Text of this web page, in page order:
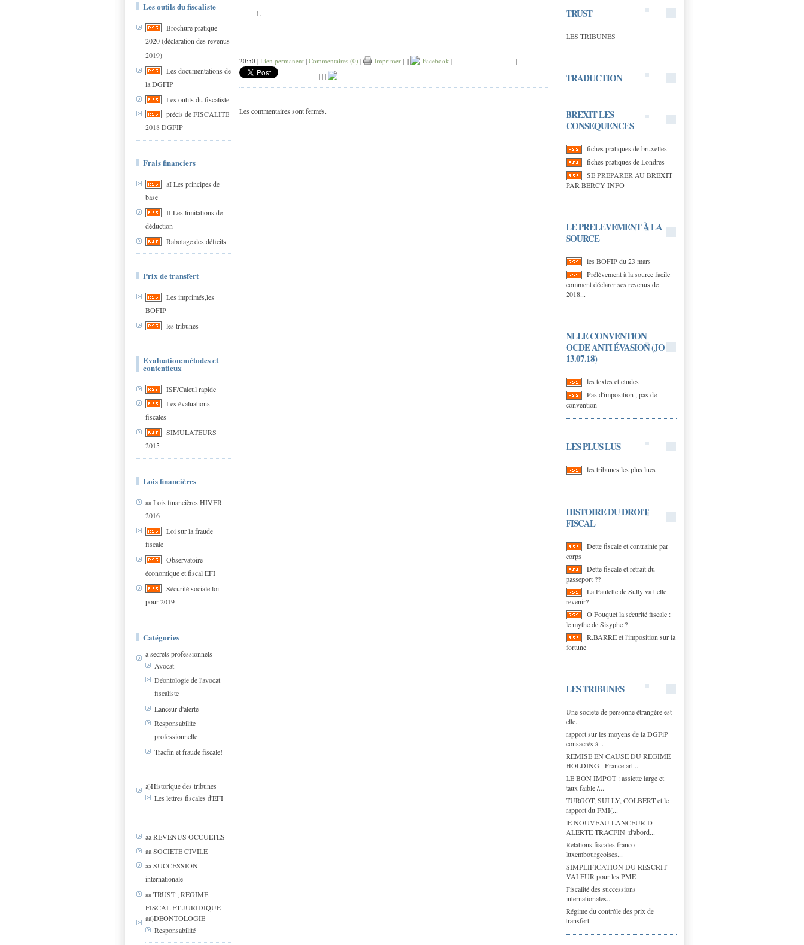
Les outils du fiscaliste
Brochure pratique
2020 (déclaration des revenus
2019)
Les documentations de
la DGFIP
Les outils du fiscaliste
précis de FISCALITE
2018 DGFIP
Frais financiers
aI Les principes de
base
II Les limitations de
déduction
Rabotage des déficits
Prix de transfert
Les imprimés,les
BOFIP
les tribunes
Evaluation:métodes et
contentieux
ISF/Calcul rapide
Les évaluations
fiscales
SIMULATEURS
2015
Lois financières
aa Lois financières HIVER
2016
Loi sur la fraude
fiscale
Observatoire
économique et fiscal EFI
Sécurité sociale:loi
pour 2019
Catégories
a secrets professionnels
Avocat
Déontologie de l'avocat
fiscaliste
Lanceur d'alerte
Responsabilite
professionnelle
Tracfin et fraude fiscale!
a)Historique des tribunes
Les lettres fiscales d'EFI
aa REVENUS OCCULTES
aa SOCIETE CIVILE
aa SUCCESSION
internationale
aa TRUST ; REGIME
FISCAL ET JURIDIQUE
aa)DEONTOLOGIE
Responsabilité
TRUST
LES TRIBUNES
TRADUCTION
BREXIT LES
CONSEQUENCES
fiches pratiques de bruxelles
fiches pratiques de Londres
SE PREPARER AU BREXIT
PAR BERCY INFO
LE PRELEVEMENT À LA
SOURCE
les BOFIP du 23 mars
Prélèvement à la source facile
comment déclarer ses revenus de
2018...
NLLE CONVENTION
OCDE ANTI ÉVASION (JO
13.07.18)
les textes et etudes
Pas d'imposition , pas de
convention
LES PLUS LUS
les tribunes les plus lues
HISTOIRE DU DROIT
FISCAL
Dette fiscale et contrainte par
corps
Dette fiscale et retrait du
passeport ??
La Paulette de Sully va t elle
revenir?
O Fouquet la sécurité fiscale :
le mythe de Sisyphe ?
R.BARRE et l'imposition sur la
fortune
LES TRIBUNES
Une societe de personne étrangère est
elle...
rapport sur les moyens de la DGFiP
consacrés à...
REMISE EN CAUSE DU REGIME
HOLDING . France art...
LE BON IMPOT : assiette large et
taux faible /...
TURGOT, SULLY, COLBERT et le
rapport du FMI(...
lE NOUVEAU LANCEUR D
ALERTE TRACFIN :d'abord...
Relations fiscales franco-
luxembourgeoises...
SIMPLIFICATION DU RESCRIT
VALEUR pour les PME
Fiscalité des successions
internationales...
Régime du contrôle des prix de
transfert
20:50 | Lien permanent | Commentaires (0) | Imprimer | | Facebook |
|
| | |
Les commentaires sont fermés.